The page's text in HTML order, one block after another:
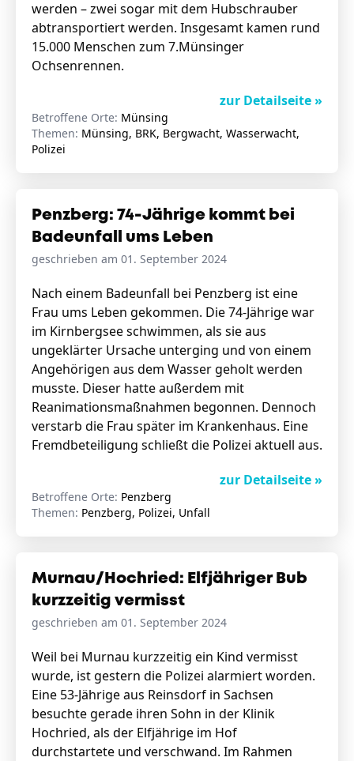
werden – zwei sogar mit dem Hubschrauber
abtransportiert werden. Insgesamt kamen rund
15.000 Menschen zum 7.Münsinger
Ochsenrennen.
zur Detailseite »
Betroffene Orte: Münsing
Themen: Münsing, BRK, Bergwacht, Wasserwacht,
Polizei
Penzberg: 74-Jährige kommt bei
Badeunfall ums Leben
geschrieben am 01. September 2024
Nach einem Badeunfall bei Penzberg ist eine
Frau ums Leben gekommen. Die 74-Jährige war
im Kirnbergsee schwimmen, als sie aus
ungeklärter Ursache unterging und von einem
Angehörigen aus dem Wasser geholt werden
musste. Dieser hatte außerdem mit
Reanimationsmaßnahmen begonnen. Dennoch
verstarb die Frau später im Krankenhaus. Eine
Fremdbeteiligung schließt die Polizei aktuell aus.
zur Detailseite »
Betroffene Orte: Penzberg
Themen: Penzberg, Polizei, Unfall
Murnau/Hochried: Elfjähriger Bub
kurzzeitig vermisst
geschrieben am 01. September 2024
Weil bei Murnau kurzzeitig ein Kind vermisst
wurde, ist gestern die Polizei alarmiert worden.
Eine 53-Jährige aus Reinsdorf in Sachsen
besuchte gerade ihren Sohn in der Klinik
Hochried, als der Elfjährige im Hof
durchstartete und verschwand. Im Rahmen